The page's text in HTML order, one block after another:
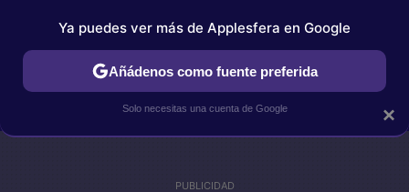
IPHONE TUTORIALES APPLESFERA SELECCIÓN
×
Ya puedes ver más de Applesfera en Google
Añádenos como fuente preferida
Solo necesitas una cuenta de Google